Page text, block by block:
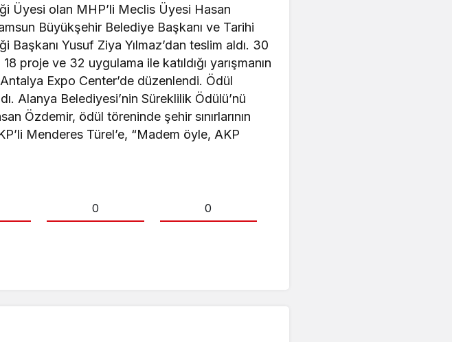
Üyesi olan MHP’li Meclis Üyesi Hasan
Büyükşehir Belediye Başkanı ve Tarihi
Başkanı Yusuf Ziya Yılmaz’dan teslim aldı. 30
proje ve 32 uygulama ile katıldığı yarışmanın
Expo Center’de düzenlendi. Ödül
Alanya Belediyesi’nin Süreklilik Ödülü’nü
Özdemir, ödül töreninde şehir sınırlarının
Menderes Türel’e, “Madem öyle, AKP
0 0